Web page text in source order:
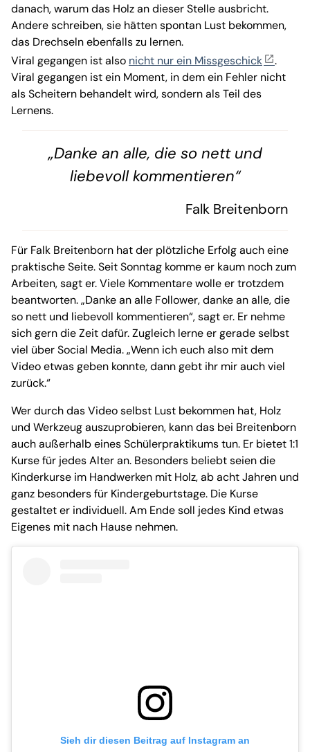
danach, warum das Holz an dieser Stelle ausbricht.
Andere schreiben, sie hätten spontan Lust bekommen,
das Drechseln ebenfalls zu lernen.
Viral gegangen ist also nicht nur ein Missgeschick
.
Viral gegangen ist ein Moment, in dem ein Fehler nicht
als Scheitern behandelt wird, sondern als Teil des
Lernens.
„Danke an alle, die so nett und
liebevoll kommentieren“
Falk Breitenborn
Für Falk Breitenborn hat der plötzliche Erfolg auch eine
praktische Seite. Seit Sonntag komme er kaum noch zum
Arbeiten, sagt er. Viele Kommentare wolle er trotzdem
beantworten. „Danke an alle Follower, danke an alle, die
so nett und liebevoll kommentieren“, sagt er. Er nehme
sich gern die Zeit dafür. Zugleich lerne er gerade selbst
viel über Social Media. „Wenn ich euch also mit dem
Video etwas geben konnte, dann gebt ihr mir auch viel
zurück.“
Wer durch das Video selbst Lust bekommen hat, Holz
und Werkzeug auszuprobieren, kann das bei Breitenborn
auch außerhalb eines Schülerpraktikums tun. Er bietet 1:1
Kurse für jedes Alter an. Besonders beliebt seien die
Kinderkurse im Handwerken mit Holz, ab acht Jahren und
ganz besonders für Kindergeburtstage. Die Kurse
gestaltet er individuell. Am Ende soll jedes Kind etwas
Eigenes mit nach Hause nehmen.
Sieh dir diesen Beitrag auf Instagram an